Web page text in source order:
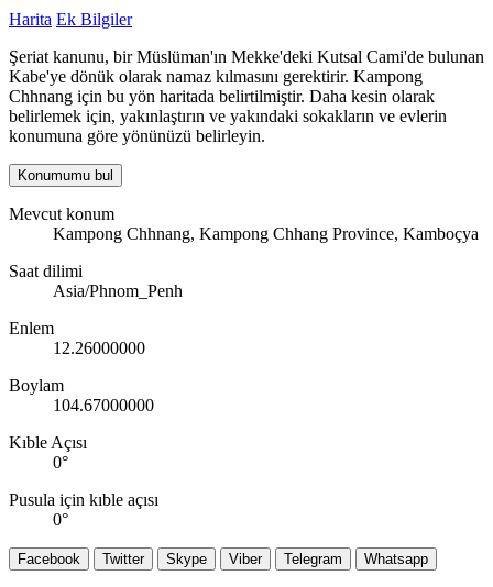
Harita Ek Bilgiler
Şeriat kanunu, bir Müslüman'ın Mekke'deki Kutsal Cami'de bulunan
Kabe'ye dönük olarak namaz kılmasını gerektirir. Kampong
Chhnang için bu yön haritada belirtilmiştir. Daha kesin olarak
belirlemek için, yakınlaştırın ve yakındaki sokakların ve evlerin
konumuna göre yönünüzü belirleyin.
Konumumu bul
Mevcut konum
Kampong Chhnang, Kampong Chhang Province, Kamboçya
Saat dilimi
Asia/Phnom_Penh
Enlem
12.26000000
Boylam
104.67000000
Kıble Açısı
0°
Pusula için kıble açısı
0°
Facebook Twitter Skype Viber Telegram Whatsapp